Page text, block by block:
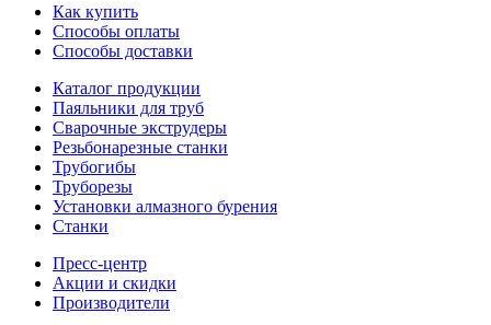
Как купить
Способы оплаты
Способы доставки
Каталог продукции
Паяльники для труб
Сварочные экструдеры
Резьбонарезные станки
Трубогибы
Труборезы
Установки алмазного бурения
Станки
Пресс-центр
Акции и скидки
Производители